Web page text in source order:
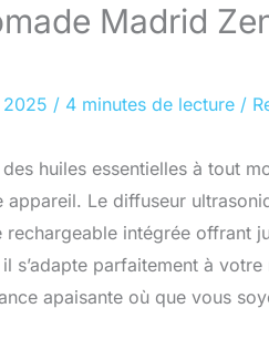
Madrid
/ 4 minutes de lecture /
huiles essentielles à tout
appareil. Le diffuseur
intégrée offrant
s’adapte parfaitement à
apaisante où que vous